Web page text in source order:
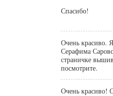
Спасибо!
Очень красиво.
Серафима
страничке
посмотрите.
Очень красиво!